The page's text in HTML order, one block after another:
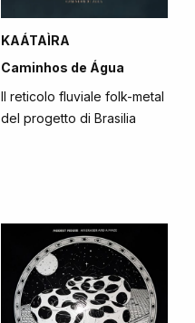
KAÁTAÌRA
Caminhos de Água
Il reticolo fluviale folk-metal
del progetto di Brasilia